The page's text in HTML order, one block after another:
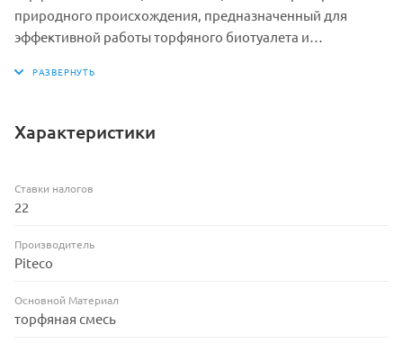
природного происхождения, предназначенный для
эффективной работы торфяного биотуалета и
• Объем: 30 л + 8 л бесплатно
• Вес брутто: 3,95 кг
Характеристики
Ставки налогов
22
Производитель
Piteco
Основной Материал
торфяная смесь